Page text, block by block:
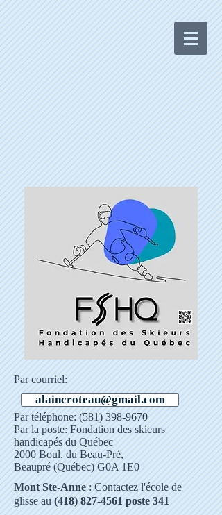
Par courriel:
Par téléphone:(581) 398-9670
Par la poste: Fondation des skieurs
handicapés du Québec
2000 Boul. du Beau-Pré,
Beaupré (Québec) G0A 1E0
alaincroteau@gmail.com
Mont Ste-Anne: Contactez l'école de
glisse au(418) 827-4561poste 341